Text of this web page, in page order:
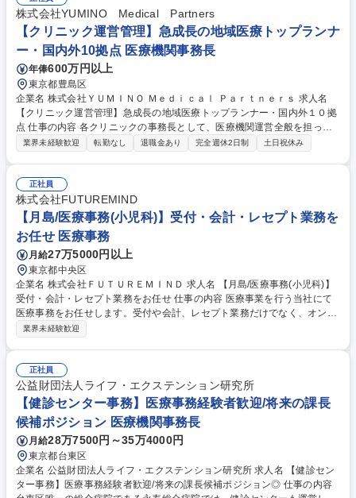
当社業務全般 募集職種 【精度管理責任者（衛生検査所）】日本法人の創
設メンバー/残業ほぼ無/WLB◎
株式会社YUMINO Medical Partners
【クリニック運営管理】急成長の地域医療トップランナ
ー・国内外10拠点 医療機関事務長
年俸600万円以上
東京都豊島区
企業名 株式会社ＹＵＭＩＮＯ Ｍｅｄｉｃａｌ Ｐａｒｔｎｅｒｓ 求人名
【クリニック運営管理】急成長の地域医療トップランナー・国内外１０拠
点 仕事の内容 各クリニックの事務長として、医療機関運営全般を担って
いただきます。医師、看護師、リハ職、訪問診療コーディネーター、事務
マネジメント、各部門との連携調整 (3)医療現場における課題抽出、業務
改善の企画・実行 (4)地域連携、紹介元・関係機関対応 (5)数値管理、予実
管理、運営状況のレポーティング (6)経営方針を現場へ落とし込むための
調整・推進 募集職種 【クリニック運営管理】急成長の地域医療トップラ
ンナー・国内外１０拠点
業界未経験歓迎 転勤なし 退職金あり 完全週休2日制 土日祝休み
正社員
株式会社FUTUREMIND
【月島/医療事務(小児科)】受付・会計・レセプト業務を
お任せ 医療事務
月給27万5000円以上
東京都中央区
企業名 株式会社ＦＵＴＵＲＥＭＩＮＤ 求人名 【月島/医療事務(小児科)】
受付・会計・レセプト業務をお任せ 仕事の内容 医療事業を行う当社にて
医療事務をお任せします。受付や会計、レセプト業務だけでなく、オンラ
インを含めた患者様へのカウンセリング、給与UPに繋がる業務・商品改
理などのPC業務 ■オンライン、実来院してくださった患者様へのカウンセ
リング ■給与UPのための業務改善/商品改善の起案/遂行業務 ★レセプト等
の事務作業にとどまらず、クリニック運営を豊かにする提案や患者様への
寄り添った対応ができるやりがいのあるポジションです。 募集職種 【月
島/医療事務(小児科)】受付・会計・レセプト業務をお任せ
業界未経験歓迎
正社員
公益財団法人ライフ・エクステンション研究所
【健診センター事務】医療事務経験者歓迎/将来の課長
候補ポジション 医療機関事務長
月給28万7500円～35万4000円
東京都台東区
企業名 公益財団法人ライフ・エクステンション研究所 求人名 【健診セン
ター事務】医療事務経験者歓迎/将来の課長候補ポジション◎ 仕事の内容